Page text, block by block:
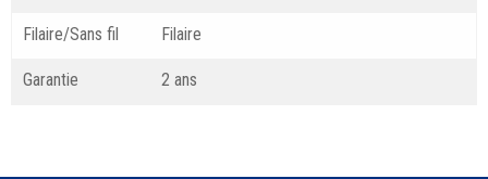
Filaire/Sans fil Filaire
Garantie 2 ans